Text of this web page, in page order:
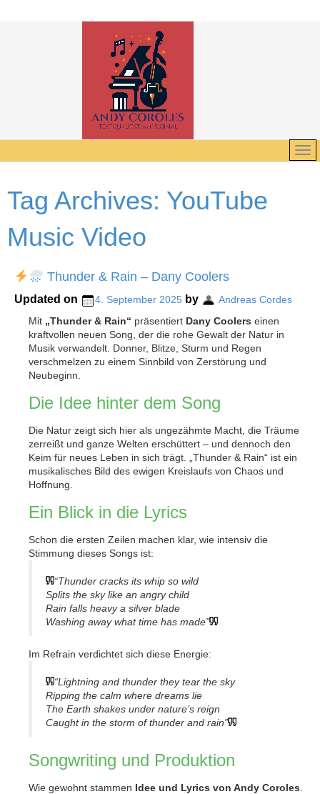
Tag Archives: YouTube
Music Video
Thunder & Rain – Dany Coolers
Updated on 4. September 2025 by
Andreas Cordes
Mit „Thunder & Rain“ präsentiert Dany Coolers einen
kraftvollen neuen Song, der die rohe Gewalt der Natur in
Musik verwandelt. Donner, Blitze, Sturm und Regen
verschmelzen zu einem Sinnbild von Zerstörung und
Neubeginn.
Die Idee hinter dem Song
Die Natur zeigt sich hier als ungezähmte Macht, die Träume
zerreißt und ganze Welten erschüttert – und dennoch den
Keim für neues Leben in sich trägt. „Thunder & Rain“ ist ein
musikalisches Bild des ewigen Kreislaufs von Chaos und
Hoffnung.
Ein Blick in die Lyrics
Schon die ersten Zeilen machen klar, wie intensiv die
Stimmung dieses Songs ist:
“Thunder cracks its whip so wild
Splits the sky like an angry child
Rain falls heavy a silver blade
Washing away what time has made”
Im Refrain verdichtet sich diese Energie:
“Lightning and thunder they tear the sky
Ripping the calm where dreams lie
The Earth shakes under nature’s reign
Caught in the storm of thunder and rain”
Songwriting und Produktion
Wie gewohnt stammen Idee und Lyrics von Andy Coroles